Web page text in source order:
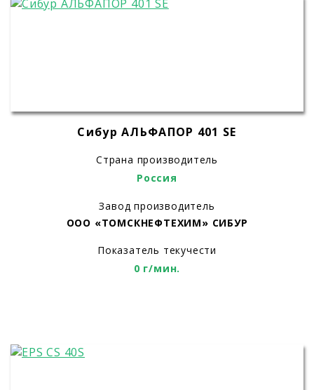
Сибур АЛЬФАПОР 401 SE
Страна производитель
Россия
Завод производитель
ООО «ТОМСКНЕФТЕХИМ» СИБУР
Показатель текучести
0 г/мин.